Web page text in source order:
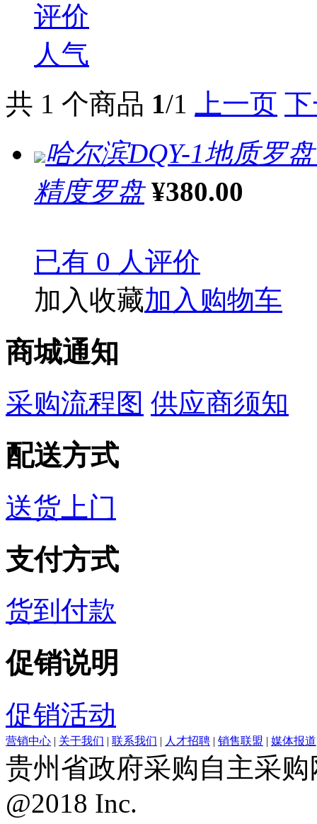
评价
人气
共 1 个商品 1/1 上一页
哈尔滨DQY-1地质罗
精度罗盘 ¥380.00
已有 0 人评价
加入收藏加入购物车
商城通知
采购流程图 供应商须知
配送方式
送货上门
支付方式
货到付款
促销说明
促销活动
营销中心 | 关于我们 | 联系我们 | 人才招聘 | 销售联盟 | 媒体报道
贵州省政府采购自主采
@2018 Inc.